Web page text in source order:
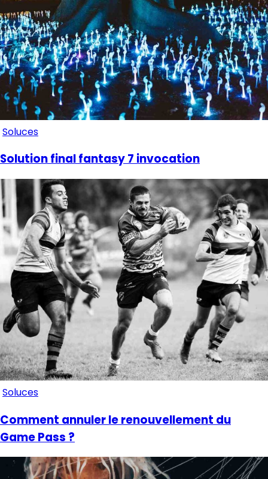
Soluces
Solution final fantasy 7 invocation
Soluces
Comment annuler le renouvellement du
Game Pass ?